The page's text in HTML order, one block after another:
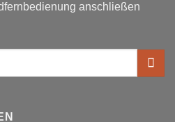
anschließen